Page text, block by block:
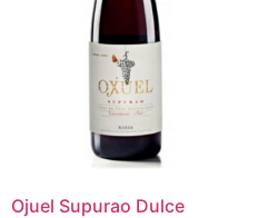
Ojuel Supurao Dulce